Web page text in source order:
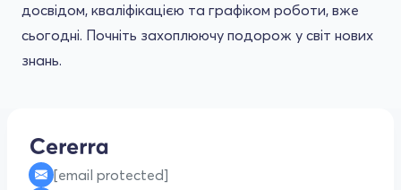
досвідом, кваліфікацією та графіком роботи, вже
сьогодні. Почніть захоплюючу подорож у світ нових
знань.
[email protected]